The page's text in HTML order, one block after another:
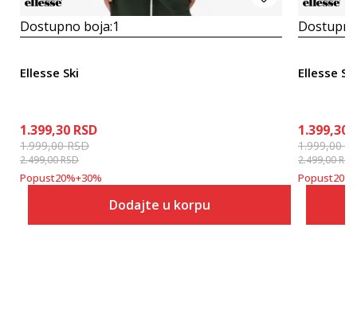
Dostupno boja:1
Ellesse Ski
1.399,30 RSD
1.999,00RSD
2.499,00RSD
Popust20%+30%
Dodajte u korpu
Ellesse Ski
1.399,30
1.999,00
2.499,00RSD
Popust20%